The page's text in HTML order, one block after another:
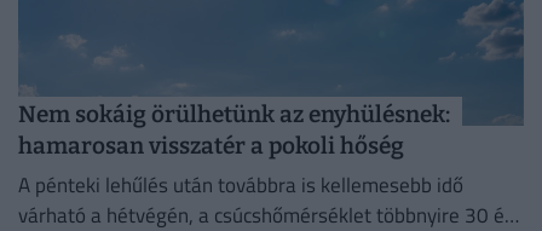
Nem sokáig örülhetünk az enyhülésnek:
hamarosan visszatér a pokoli hőség
A pénteki lehűlés után továbbra is kellemesebb idő
várható a hétvégén, a csúcshőmérséklet többnyire 30 és